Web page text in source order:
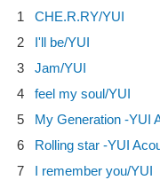
1 CHE.R.RY/YUI
2
I'll be/YUI
3
Jam/YUI
4
feel my soul/YUI
5
My Generation -YUI
6
Rolling star -YUI
7
I remember you/YUI